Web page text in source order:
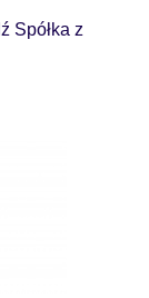
Spółka z